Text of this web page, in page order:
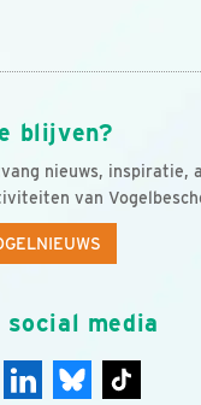
blijven?
nieuws, inspiratie,
van
social media